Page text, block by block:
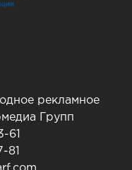
рекламное
Групп
61
81